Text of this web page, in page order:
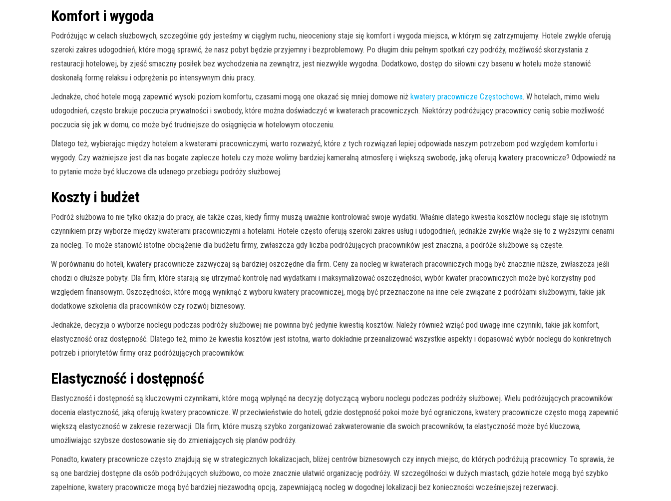
Komfort i wygoda
Podróżując w celach służbowych, szczególnie gdy jesteśmy w ciągłym ruchu, nieoceniony staje się komfort i wygoda miejsca, w którym się zatrzymujemy. Hotele zwykle oferują
szeroki zakres udogodnień, które mogą sprawić, że nasz pobyt będzie przyjemny i bezproblemowy. Po długim dniu pełnym spotkań czy podróży, możliwość skorzystania z
restauracji hotelowej, by zjeść smaczny posiłek bez wychodzenia na zewnątrz, jest niezwykle wygodna. Dodatkowo, dostęp do siłowni czy basenu w hotelu może stanowić
doskonałą formę relaksu i odprężenia po intensywnym dniu pracy.
Jednakże, choć hotele mogą zapewnić wysoki poziom komfortu, czasami mogą one okazać się mniej domowe niż kwatery pracownicze Częstochowa. W hotelach, mimo wielu
udogodnień, często brakuje poczucia prywatności i swobody, które można doświadczyć w kwaterach pracowniczych. Niektórzy podróżujący pracownicy cenią sobie możliwość
poczucia się jak w domu, co może być trudniejsze do osiągnięcia w hotelowym otoczeniu.
Dlatego też, wybierając między hotelem a kwaterami pracowniczymi, warto rozważyć, które z tych rozwiązań lepiej odpowiada naszym potrzebom pod względem komfortu i
wygody. Czy ważniejsze jest dla nas bogate zaplecze hotelu czy może wolimy bardziej kameralną atmosferę i większą swobodę, jaką oferują kwatery pracownicze? Odpowiedź na
to pytanie może być kluczowa dla udanego przebiegu podróży służbowej.
Koszty i budżet
Podróż służbowa to nie tylko okazja do pracy, ale także czas, kiedy firmy muszą uważnie kontrolować swoje wydatki. Właśnie dlatego kwestia kosztów noclegu staje się istotnym
czynnikiem przy wyborze między kwaterami pracowniczymi a hotelami. Hotele często oferują szeroki zakres usług i udogodnień, jednakże zwykle wiąże się to z wyższymi cenami
za nocleg. To może stanowić istotne obciążenie dla budżetu firmy, zwłaszcza gdy liczba podróżujących pracowników jest znaczna, a podróże służbowe są częste.
W porównaniu do hoteli, kwatery pracownicze zazwyczaj są bardziej oszczędne dla firm. Ceny za nocleg w kwaterach pracowniczych mogą być znacznie niższe, zwłaszcza jeśli
chodzi o dłuższe pobyty. Dla firm, które starają się utrzymać kontrolę nad wydatkami i maksymalizować oszczędności, wybór kwater pracowniczych może być korzystny pod
względem finansowym. Oszczędności, które mogą wyniknąć z wyboru kwatery pracowniczej, mogą być przeznaczone na inne cele związane z podróżami służbowymi, takie jak
dodatkowe szkolenia dla pracowników czy rozwój biznesowy.
Jednakże, decyzja o wyborze noclegu podczas podróży służbowej nie powinna być jedynie kwestią kosztów. Należy również wziąć pod uwagę inne czynniki, takie jak komfort,
elastyczność oraz dostępność. Dlatego też, mimo że kwestia kosztów jest istotna, warto dokładnie przeanalizować wszystkie aspekty i dopasować wybór noclegu do konkretnych
potrzeb i priorytetów firmy oraz podróżujących pracowników.
Elastyczność i dostępność
Elastyczność i dostępność są kluczowymi czynnikami, które mogą wpłynąć na decyzję dotyczącą wyboru noclegu podczas podróży służbowej. Wielu podróżujących pracowników
docenia elastyczność, jaką oferują kwatery pracownicze. W przeciwieństwie do hoteli, gdzie dostępność pokoi może być ograniczona, kwatery pracownicze często mogą zapewnić
większą elastyczność w zakresie rezerwacji. Dla firm, które muszą szybko zorganizować zakwaterowanie dla swoich pracowników, ta elastyczność może być kluczowa,
umożliwiając szybsze dostosowanie się do zmieniających się planów podróży.
Ponadto, kwatery pracownicze często znajdują się w strategicznych lokalizacjach, bliżej centrów biznesowych czy innych miejsc, do których podróżują pracownicy. To sprawia, że
są one bardziej dostępne dla osób podróżujących służbowo, co może znacznie ułatwić organizację podróży. W szczególności w dużych miastach, gdzie hotele mogą być szybko
zapełnione, kwatery pracownicze mogą być bardziej niezawodną opcją, zapewniającą nocleg w dogodnej lokalizacji bez konieczności wcześniejszej rezerwacji.